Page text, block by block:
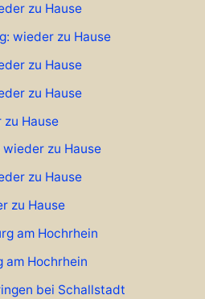
zu Hause
wieder zu Hause
zu Hause
zu Hause
zu Hause
wieder zu Hause
zu Hause
zu Hause
am Hochrhein
am Hochrhein
bei Schallstadt